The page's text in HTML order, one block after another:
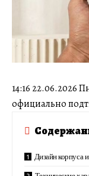
14:16 22.06.2026
официально
Дизайн корпуса